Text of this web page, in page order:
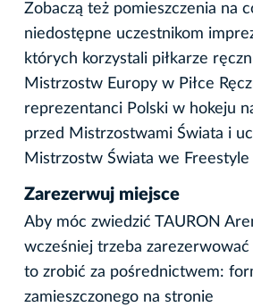
Zobaczą też pomieszczenia na
niedostępne uczestnikom
których korzystali piłkarze
Mistrzostw Europy w Piłce
reprezentanci Polski w hokeju
przed Mistrzostwami Świata i
Mistrzostw Świata we
Zarezerwuj miejsce
Aby móc zwiedzić TAURON
wcześniej trzeba
to zrobić za pośrednictwem:
zamieszczonego na stronie